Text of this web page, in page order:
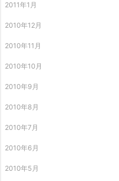
2011年1月
2010年12月
2010年11月
2010年10月
2010年9月
2010年8月
2010年7月
2010年6月
2010年5月